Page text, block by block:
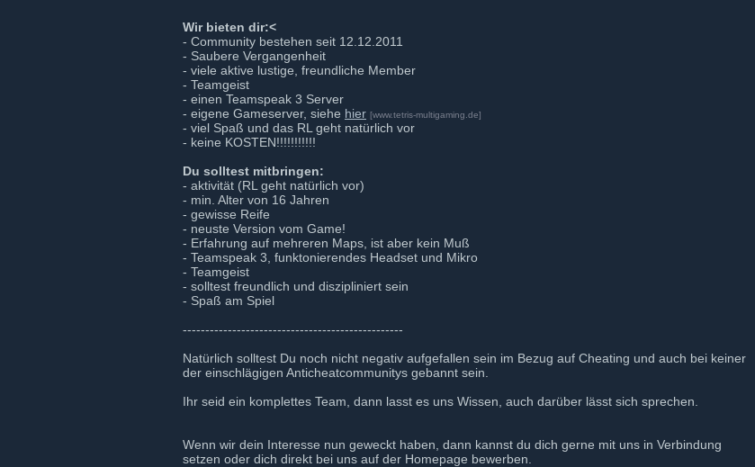
Wir bieten dir:<
- Community bestehen seit 12.12.2011
- Saubere Vergangenheit
- viele aktive lustige, freundliche Member
- Teamgeist
- einen Teamspeak 3 Server
- eigene Gameserver, siehe hier [www.tetris-multigaming.de]
- viel Spaß und das RL geht natürlich vor
- keine KOSTEN!!!!!!!!!!!
Du solltest mitbringen:
- aktivität (RL geht natürlich vor)
- min. Alter von 16 Jahren
- gewisse Reife
- neuste Version vom Game!
- Erfahrung auf mehreren Maps, ist aber kein Muß
- Teamspeak 3, funktonierendes Headset und Mikro
- Teamgeist
- solltest freundlich und diszipliniert sein
- Spaß am Spiel
-------------------------------------------------
Natürlich solltest Du noch nicht negativ aufgefallen sein im Bezug auf Cheating und auch bei keiner
der einschlägigen Anticheatcommunitys gebannt sein.
Ihr seid ein komplettes Team, dann lasst es uns Wissen, auch darüber lässt sich sprechen.
Wenn wir dein Interesse nun geweckt haben, dann kannst du dich gerne mit uns in Verbindung
setzen oder dich direkt bei uns auf der Homepage bewerben.